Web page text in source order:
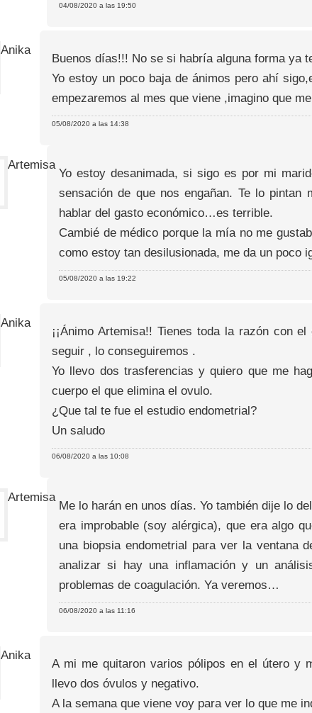
04/08/2020 a las 19:50
Anika
Buenos días!!! No se si habría alguna forma ya
Yo estoy un poco baja de ánimos pero ahí
empezaremos al mes que viene ,imagino que
05/08/2020 a las 14:38
Artemisa
Yo estoy desanimada, si sigo es por mi
sensación de que nos engañan. Te lo
hablar del gasto económico…es terrible.
Cambié de médico porque la mía no me
como estoy tan desilusionada, me da un poco
05/08/2020 a las 19:22
Anika
¡¡Ánimo Artemisa!! Tienes toda la razón con
seguir , lo conseguiremos .
Yo llevo dos trasferencias y quiero que me
cuerpo el que elimina el ovulo.
¿Que tal te fue el estudio endometrial?
Un saludo
06/08/2020 a las 10:08
Artemisa
Me lo harán en unos días. Yo también dije lo
era improbable (soy alérgica), que era algo
una biopsia endometrial para ver la ventana
analizar si hay una inflamación y un
problemas de coagulación. Ya veremos…
06/08/2020 a las 11:16
Anika
A mi me quitaron varios pólipos en el útero y
llevo dos óvulos y negativo.
A la semana que viene voy para ver lo que me